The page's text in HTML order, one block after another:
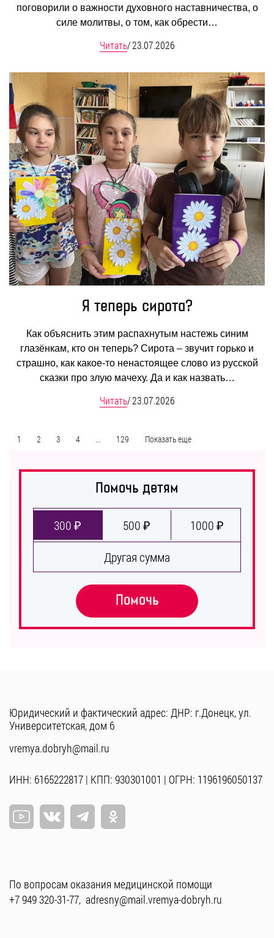
поговорили о важности духовного наставничества, о
силе молитвы, о том, как обрести…
Читать/23.07.2026
Я теперь сирота?
Как объяснить этим распахнутым настежь синим
глазёнкам, кто он теперь? Сирота – звучит горько и
страшно, как какое-то ненастоящее слово из русской
сказки про злую мачеху. Да и как назвать…
Читать/23.07.2026
1 2 3 4 ... 129 Показать еще
Помочь детям
300 ₽ 500 ₽
1000 ₽
Другая сумма
Помочь
Юридический и фактический адрес: ДНР: г.Донецк, ул.
Университетская, дом 6
vremya.dobryh@mail.ru
ИНН: 6165222817 | КПП: 930301001 | ОГРН: 1196196050137
По вопросам оказания медицинской помощи
+7 949 320-31-77, adresny@mail.vremya-dobryh.ru